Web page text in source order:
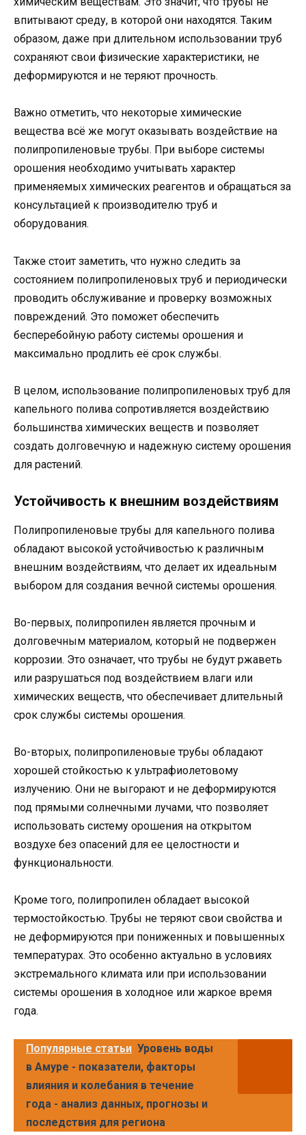
впитывают среду, в которой они находятся. Таким
образом, даже при длительном использовании труб
сохраняют свои физические характеристики, не
деформируются и не теряют прочность.
Важно отметить, что некоторые химические
вещества всё же могут оказывать воздействие на
полипропиленовые трубы. При выборе системы
орошения необходимо учитывать характер
применяемых химических реагентов и обращаться за
консультацией к производителю труб и
оборудования.
Также стоит заметить, что нужно следить за
состоянием полипропиленовых труб и периодически
проводить обслуживание и проверку возможных
повреждений. Это поможет обеспечить
бесперебойную работу системы орошения и
максимально продлить её срок службы.
В целом, использование полипропиленовых труб для
капельного полива сопротивляется воздействию
большинства химических веществ и позволяет
создать долговечную и надежную систему орошения
для растений.
Устойчивость к внешним воздействиям
Полипропиленовые трубы для капельного полива
обладают высокой устойчивостью к различным
внешним воздействиям, что делает их идеальным
выбором для создания вечной системы орошения.
Во-первых, полипропилен является прочным и
долговечным материалом, который не подвержен
коррозии. Это означает, что трубы не будут ржаветь
или разрушаться под воздействием влаги или
химических веществ, что обеспечивает длительный
срок службы системы орошения.
Во-вторых, полипропиленовые трубы обладают
хорошей стойкостью к ультрафиолетовому
излучению. Они не выгорают и не деформируются
под прямыми солнечными лучами, что позволяет
использовать систему орошения на открытом
воздухе без опасений для ее целостности и
функциональности.
Кроме того, полипропилен обладает высокой
термостойкостью. Трубы не теряют свои свойства и
не деформируются при пониженных и повышенных
температурах. Это особенно актуально в условиях
экстремального климата или при использовании
системы орошения в холодное или жаркое время
года.
Популярные статьи Уровень воды
в Амуре - показатели, факторы
влияния и колебания в течение
года - анализ данных, прогнозы и
последствия для региона